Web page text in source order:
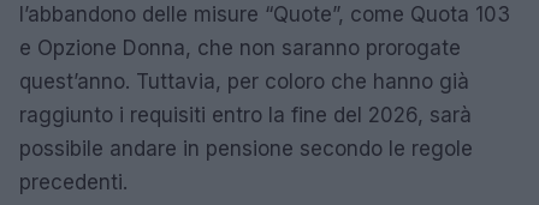
l’abbandono delle misure “Quote”, come Quota 103
e Opzione Donna, che non saranno prorogate
quest’anno. Tuttavia, per coloro che hanno già
raggiunto i requisiti entro la fine del 2026, sarà
possibile andare in pensione secondo le regole
precedenti.